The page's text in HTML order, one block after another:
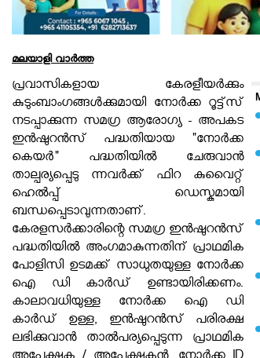
മലയാളി വാര്‍ത്ത
പ്രവാസികളായ കേരളീയർക്കും
കുടുംബാംഗങ്ങൾക്കുമായി നോർക്ക റൂട്ട്‌സ്
നടപ്പാക്കുന്ന സമഗ്ര ആരോഗ്യ - അപകട
ഇൻഷുറൻസ് പദ്ധതിയായ "നോർക്ക
കെയർ" പദ്ധതിയിൽ ചേരുവാൻ
താല്പര്യപ്പെടു ന്നവർക്ക് ഫിറ കുവൈറ്റ്
ഹെൽപ്പ് ഡെസ്കുമായി
ബന്ധപ്പെടാവുന്നതാണ്.
കേരളസർക്കാരിന്റെ സമഗ്ര ഇൻഷുറൻസ്
പദ്ധതിയിൽ അംഗമാകുന്നതിന് പ്രാഥമിക
പോളിസി ഉടമക്ക് സാധുതയുള്ള നോർക്ക
ഐ ഡി കാർഡ് ഉണ്ടായിരിക്കണം.
കാലാവധിയുള്ള നോർക്ക ഐ ഡി
കാർഡ് ഉള്ള, ഇൻഷുറൻസ് പരിരക്ഷ
ലഭിക്കുവാൻ താൽപര്യപ്പെടുന്ന പ്രാഥമിക